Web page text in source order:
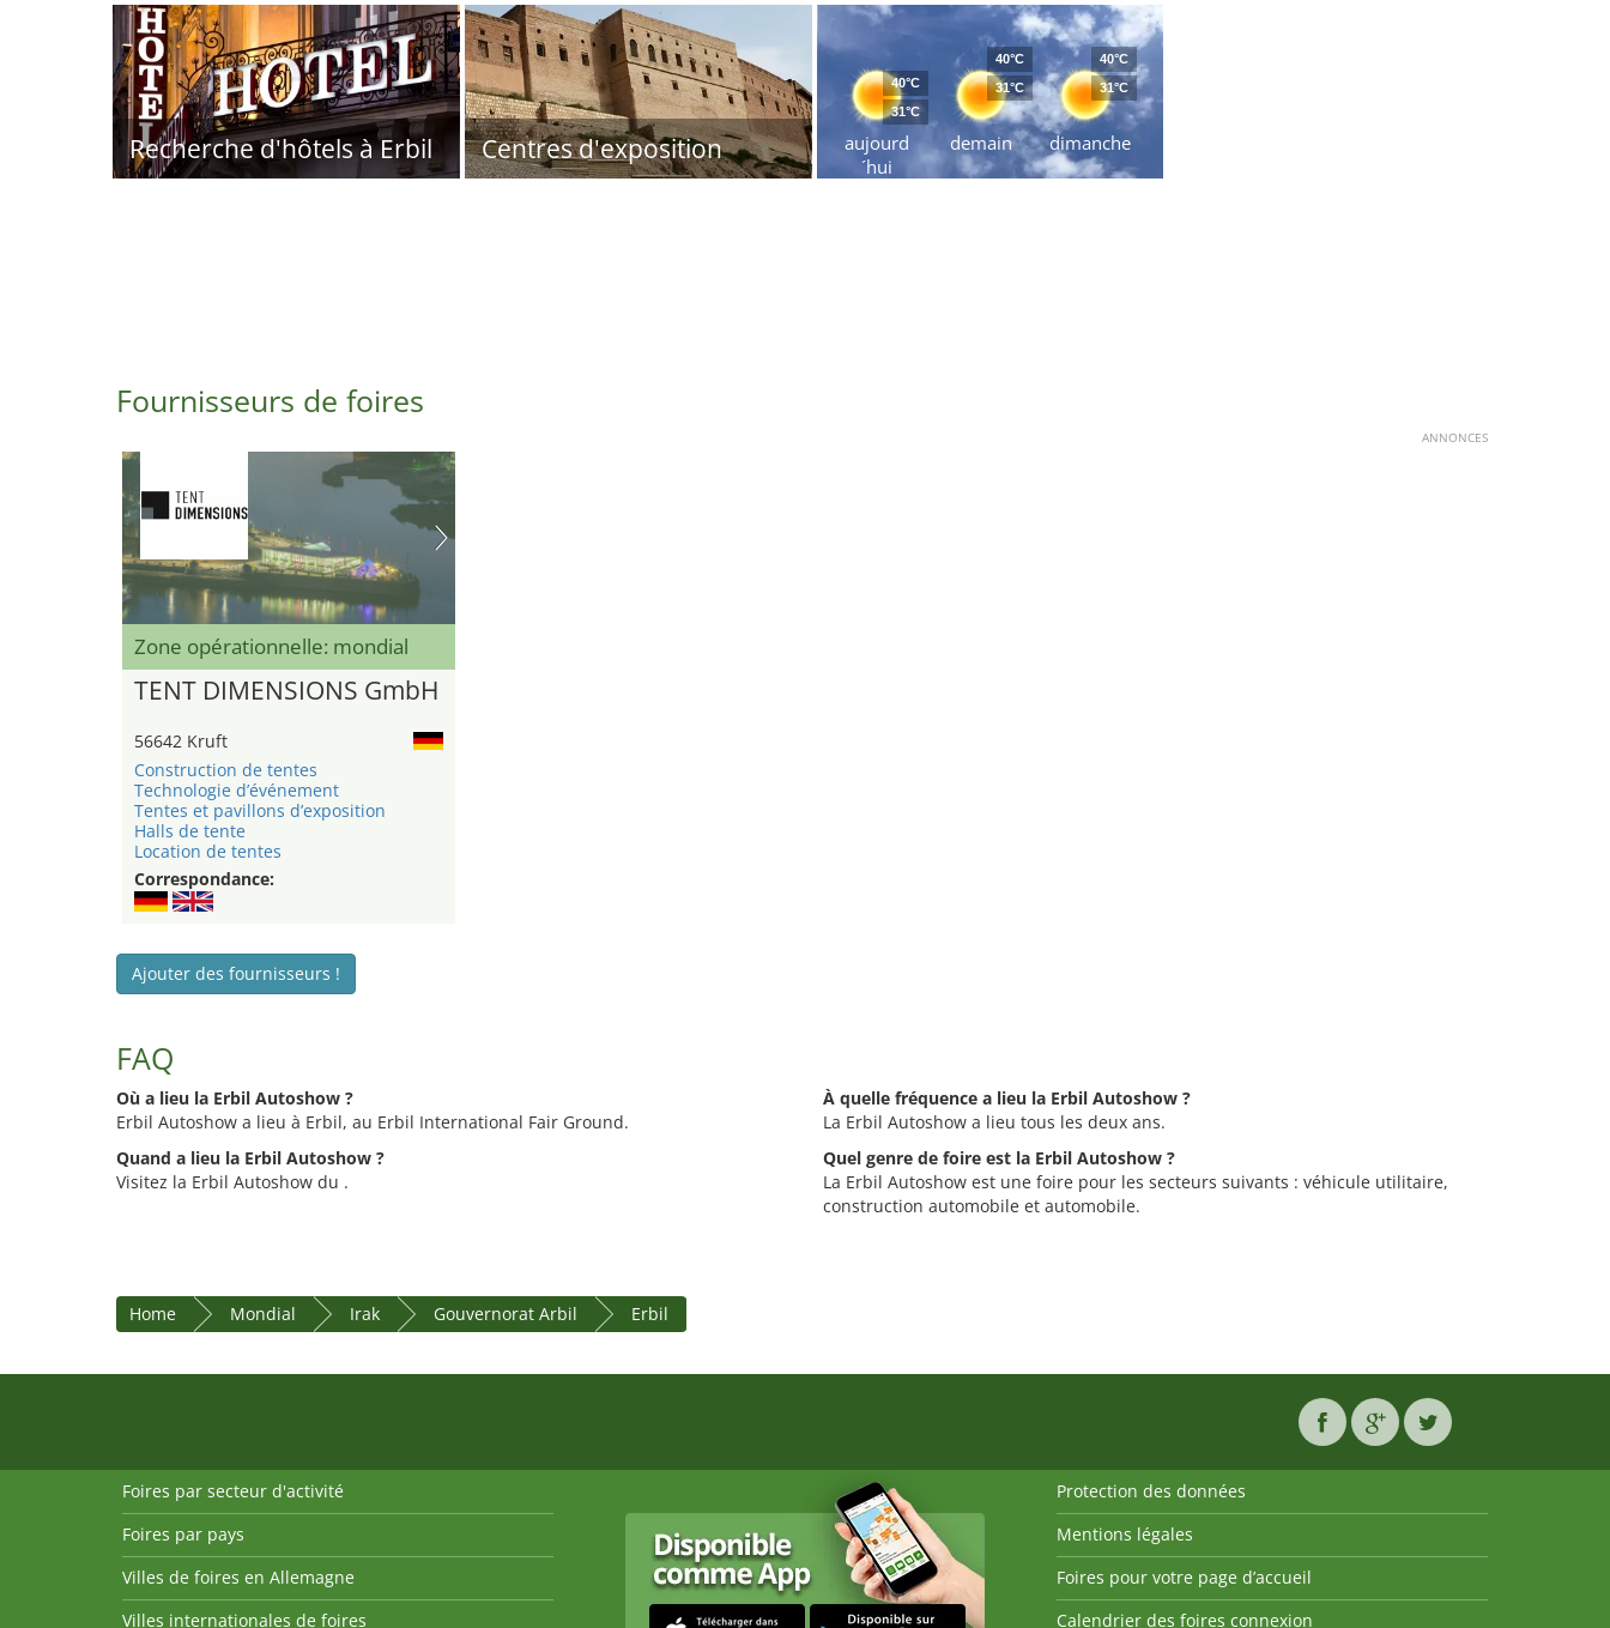
Recherche d'hôtels à Erbil Centres d'exposition
aujourd
´hui
40°C
31°C
demain
40°C
31°C
dimanche
40°C
31°C
Fournisseurs de foires
ANNONCES
Zone opérationnelle: mondial
TENT DIMENSIONS GmbH
56642 Kruft
Construction de tentes
Technologie d’événement
Tentes et pavillons d’exposition
Halls de tente
Location de tentes
Correspondance:
Ajouter des fournisseurs !
FAQ
Où a lieu la Erbil Autoshow ?
Erbil Autoshow a lieu à Erbil, au Erbil International Fair Ground.
Quand a lieu la Erbil Autoshow ?
Visitez la Erbil Autoshow du .
À quelle fréquence a lieu la Erbil Autoshow ?
La Erbil Autoshow a lieu tous les deux ans.
Quel genre de foire est la Erbil Autoshow ?
La Erbil Autoshow est une foire pour les secteurs suivants : véhicule utilitaire,
construction automobile et automobile.
Home Mondial Irak Gouvernorat Arbil Erbil
Foires par secteur d'activité
Foires par pays
Villes de foires en Allemagne
Villes internationales de foires
Protection des données
Mentions légales
Foires pour votre page d’accueil
Calendrier des foires connexion